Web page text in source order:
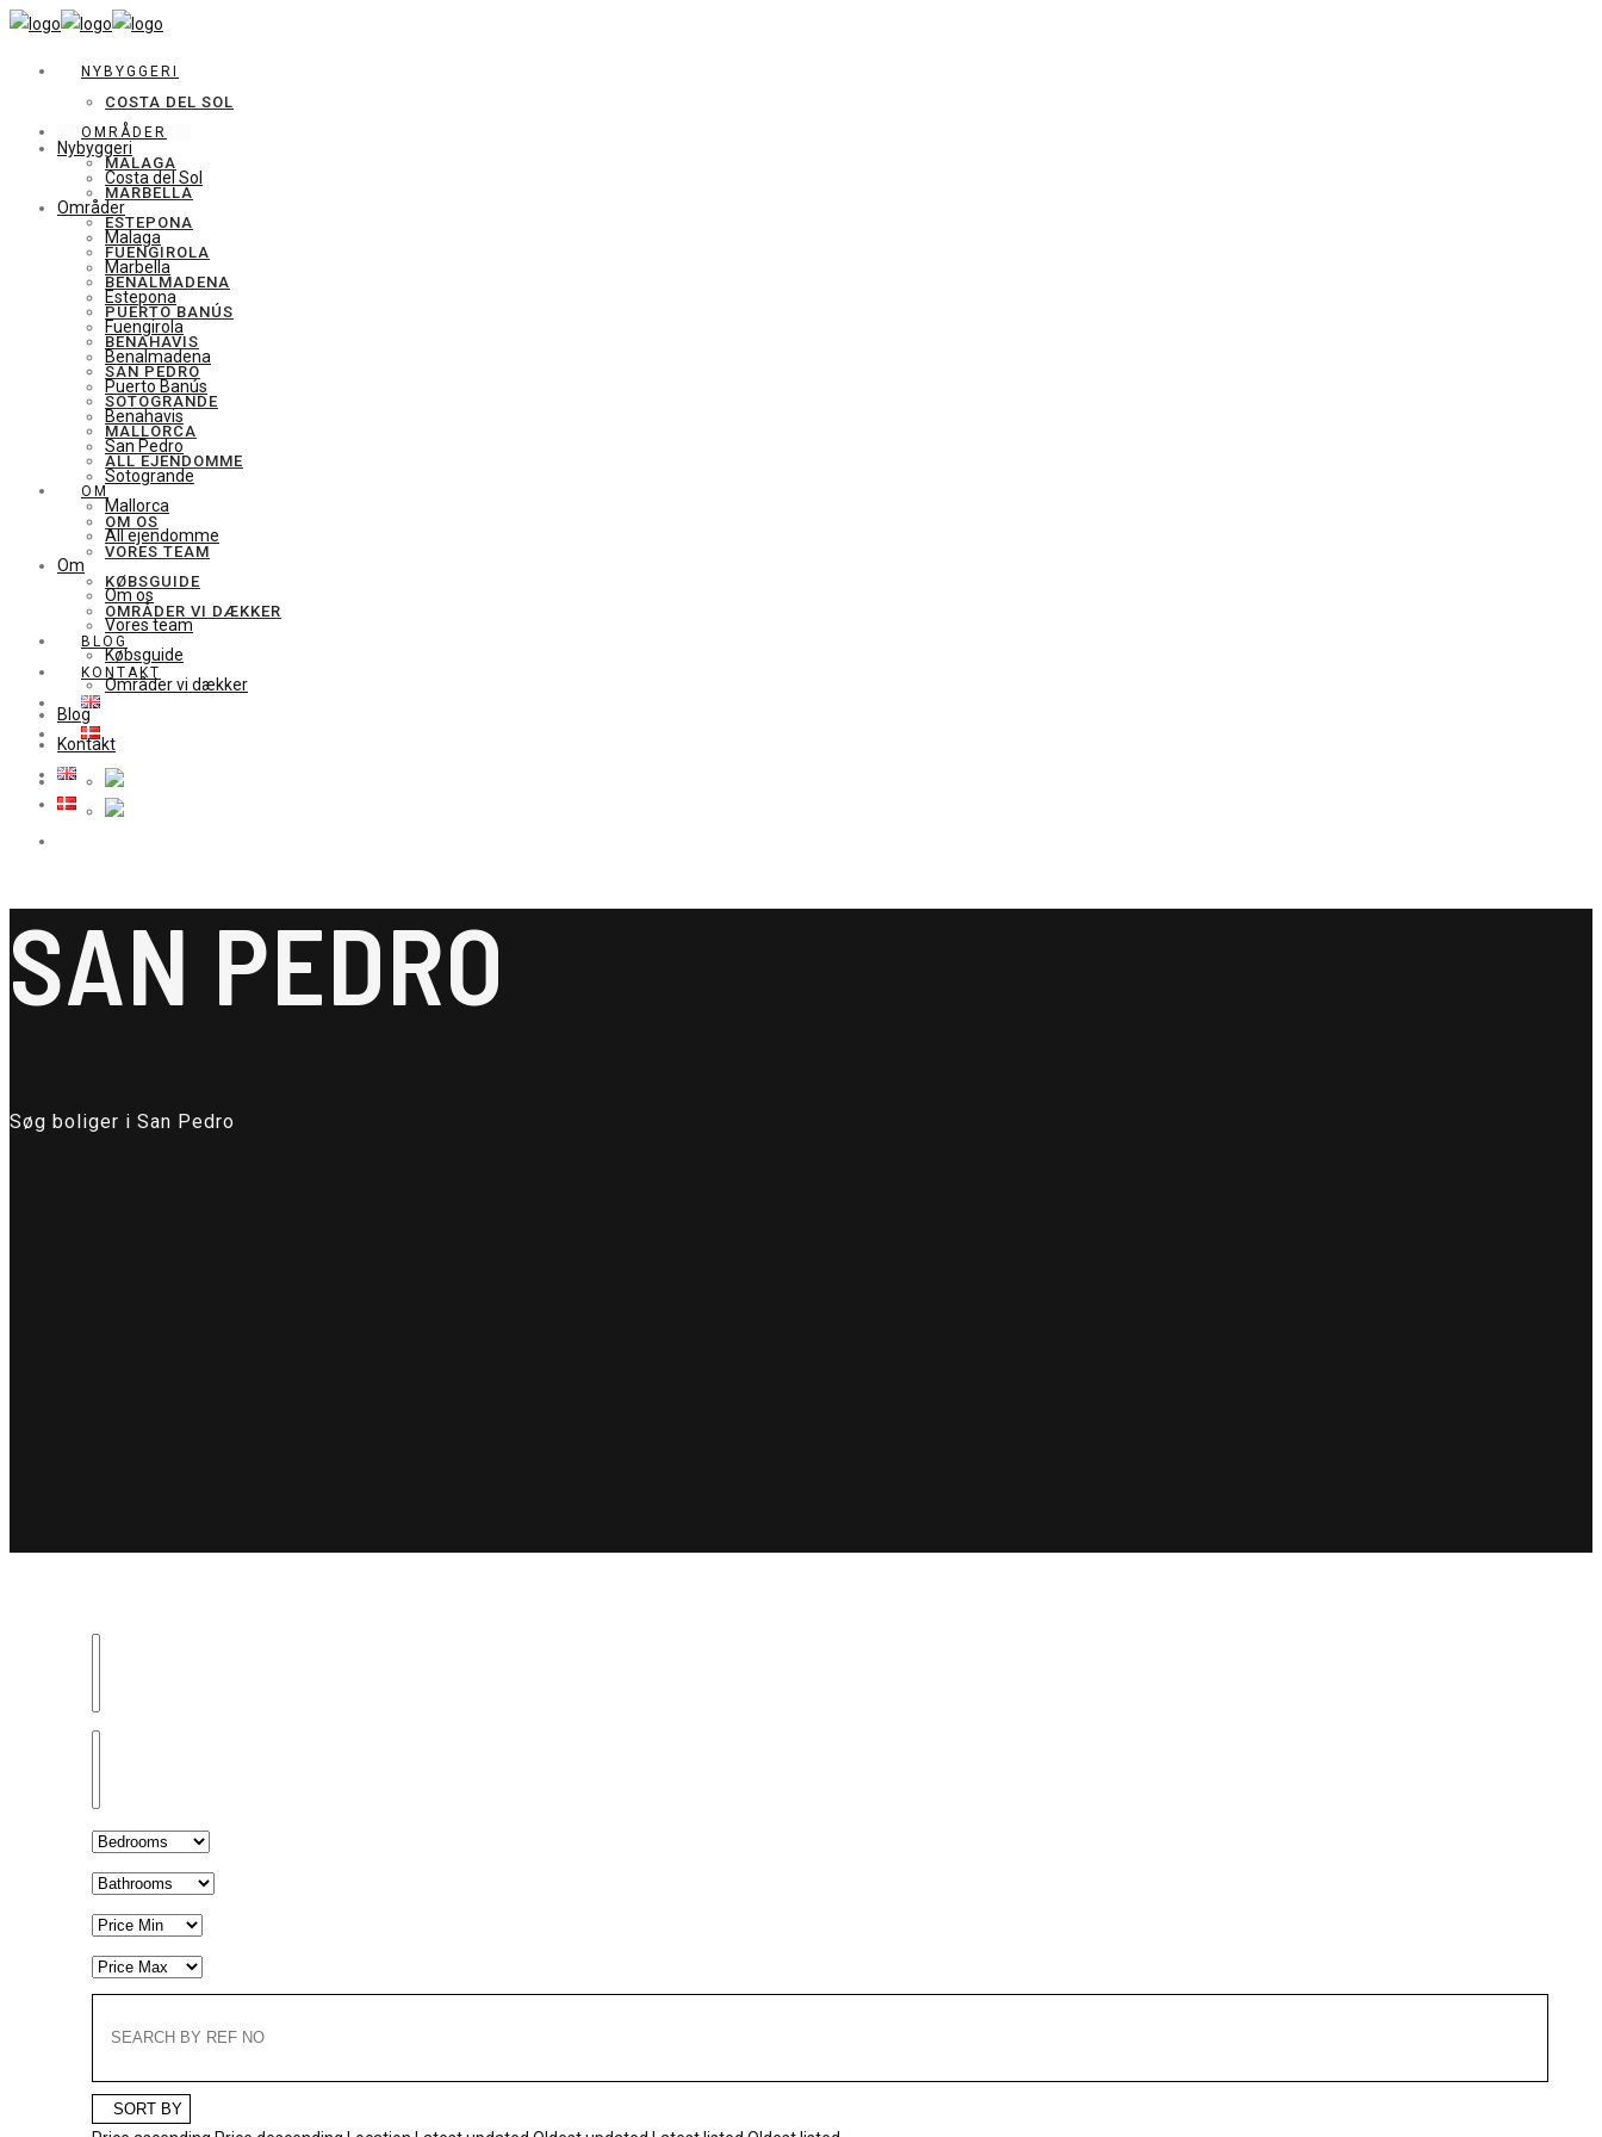
NYBYGGERI
COSTA DEL SOL
OMRÅDER
MALAGA
MARBELLA
ESTEPONA
FUENGIROLA
BENALMADENA
PUERTO BANÚS
BENAHAVIS
SAN PEDRO
SOTOGRANDE
MALLORCA
ALL EJENDOMME
OM
OM OS
VORES TEAM
KØBSGUIDE
OMRÅDER VI DÆKKER
BLOG
KONTAKT
Nybyggeri
Costa del Sol
Områder
Malaga
Marbella
Estepona
Fuengirola
Benalmadena
Puerto Banús
Benahavis
San Pedro
Sotogrande
Mallorca
All ejendomme
Om
Om os
Vores team
Købsguide
Områder vi dækker
Blog
Kontakt
SAN PEDRO
Søg boliger i San Pedro
SORT BY